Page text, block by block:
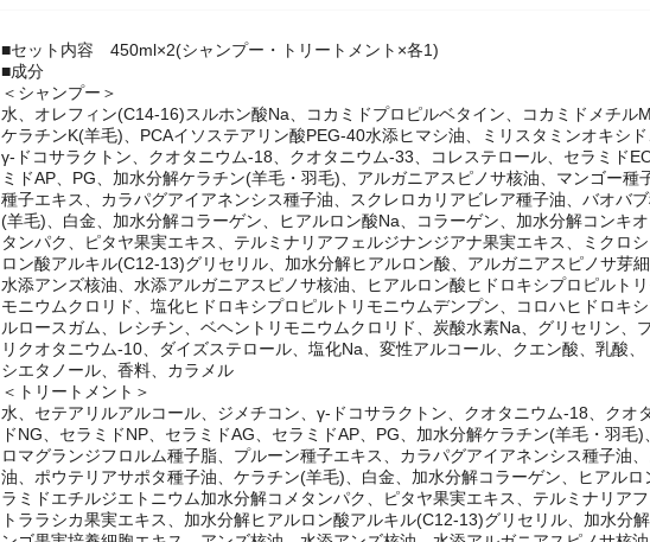
■セット内容 450ml×2(シャンプー・トリートメント×各1)
■成分
＜シャンプー＞
水、オレフィン(C14-16)スルホン酸Na、コカミドプロピルベタイン、コカミドメチル
ケラチンK(羊毛)、PCAイソステアリン酸PEG-40水添ヒマシ油、ミリスタミンオキシ
γ-ドコサラクトン、クオタニウム-18、クオタニウム-33、コレステロール、セラミド
ドAP、PG、加水分解ケラチン(羊毛・羽毛)、アルガニアスピノサ核油、マンゴー種
子エキス、カラパグアイアネンシス種子油、スクレロカリアビレア種子油、バオバブ
(羊毛)、白金、加水分解コラーゲン、ヒアルロン酸Na、コラーゲン、加水分解コンキ
タンパク、ピタヤ果実エキス、テルミナリアフェルジナンジアナ果実エキス、ミクロ
ロン酸アルキル(C12-13)グリセリル、加水分解ヒアルロン酸、アルガニアスピノサ芽
水添アンズ核油、水添アルガニアスピノサ核油、ヒアルロン酸ヒドロキシプロピルト
モニウムクロリド、塩化ヒドロキシプロピルトリモニウムデンプン、コロハヒドロキ
ルロースガム、レシチン、ベヘントリモニウムクロリド、炭酸水素Na、グリセリン、
リクオタニウム-10、ダイズステロール、塩化Na、変性アルコール、クエン酸、乳酸
シエタノール、香料、カラメル
＜トリートメント＞
水、セテアリルアルコール、ジメチコン、γ-ドコサラクトン、クオタニウム-18、ク
ドNG、セラミドNP、セラミドAG、セラミドAP、PG、加水分解ケラチン(羊毛・羽
ロマグランジフロルム種子脂、プルーン種子エキス、カラパグアイアネンシス種子油
油、ポウテリアサポタ種子油、ケラチン(羊毛)、白金、加水分解コラーゲン、ヒアル
ラミドエチルジエトニウム加水分解コメタンパク、ピタヤ果実エキス、テルミナリア